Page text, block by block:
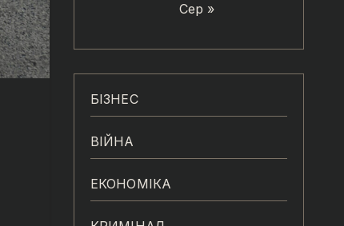
Сер »
БІЗНЕС
ВІЙНА
ЕКОНОМІКА